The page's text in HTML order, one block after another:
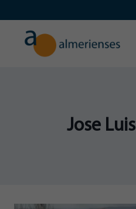
al
contenido
Jose